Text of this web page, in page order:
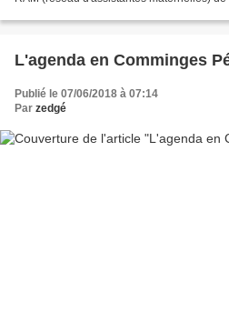
L'agenda en Comminges
Publié le 07/06/2018 à 07:14
Par zedgé